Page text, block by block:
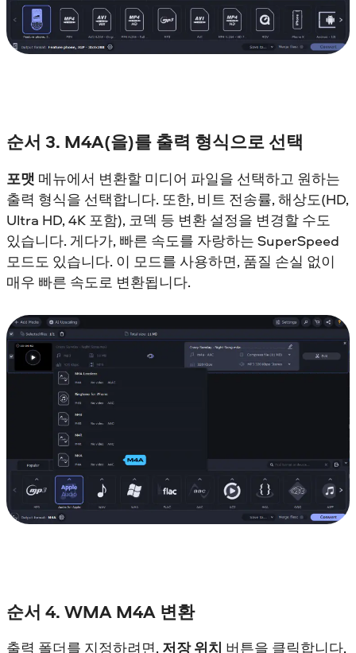
순서 3. M4A(을)를 출력 형식으로 선택
포맷 메뉴에서 변환할 미디어 파일을 선택하고 원하는
출력 형식을 선택합니다. 또한, 비트 전송률, 해상도(HD,
Ultra HD, 4K 포함), 코덱 등 변환 설정을 변경할 수도
있습니다. 게다가, 빠른 속도를 자랑하는 SuperSpeed
모드도 있습니다. 이 모드를 사용하면, 품질 손실 없이
매우 빠른 속도로 변환됩니다.
순서 4. WMA M4A 변환
출력 폴더를 지정하려면, 저장 위치 버튼을 클릭합니다.